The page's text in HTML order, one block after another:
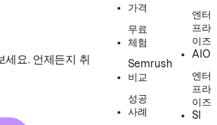
세요. 언제든지 취
가격
무료
체험
Semrush
비교
성공
사례
엔터
프라
이즈
AIO
엔터
프라
이즈
SI